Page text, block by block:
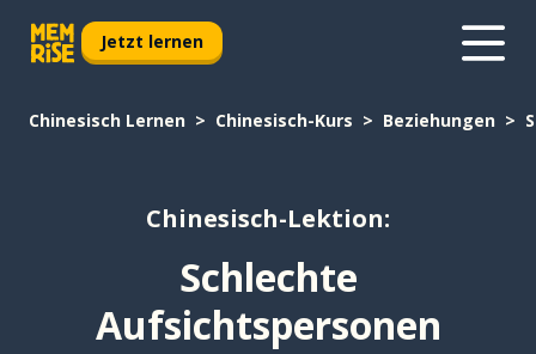
Jetzt lernen
Chinesisch Lernen Chinesisch-Kurs Beziehungen
Chinesisch-Lektion:
Schlechte
Aufsichtspersonen